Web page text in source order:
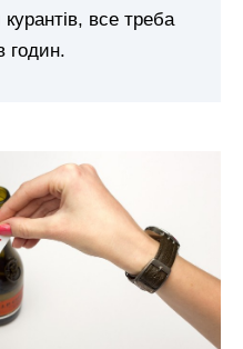
курантів, все треба
годин.